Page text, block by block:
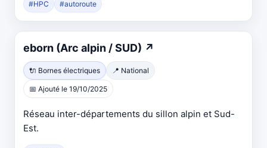
#HPC #autoroute
eborn (Arc alpin / SUD) ↗
🔌 Bornes électriques 📍 National
📅 Ajouté le 19/10/2025
Réseau inter-départements du sillon alpin et Sud-
Est.